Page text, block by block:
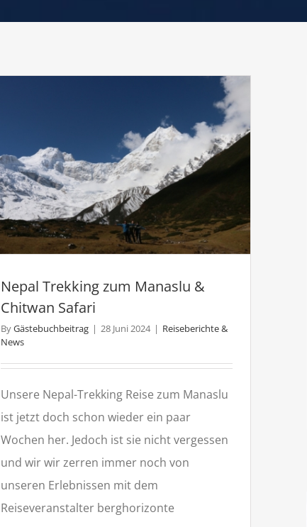
Nepal Trekking zum Manaslu &
Chitwan Safari
ByGästebuchbeitrag | 28 Juni 2024 | Reiseberichte &
News
Unsere Nepal-Trekking Reise zum Manaslu
ist jetzt doch schon wieder ein paar
Wochen her. Jedoch ist sie nicht vergessen
und wir wir zerren immer noch von
unseren Erlebnissen mit dem
Reiseveranstalter berghorizonte